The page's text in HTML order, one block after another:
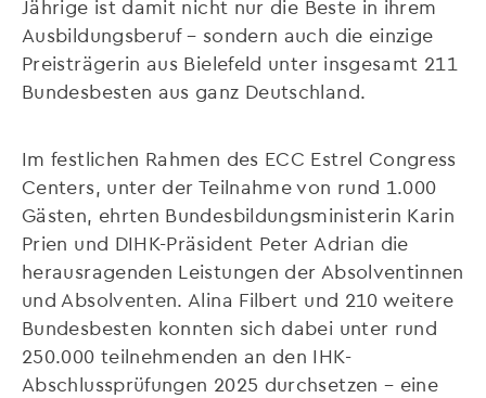
Jährige ist damit nicht nur die Beste in ihrem
Ausbildungsberuf – sondern auch die einzige
Preisträgerin aus Bielefeld unter insgesamt 211
Bundesbesten aus ganz Deutschland.
Im festlichen Rahmen des ECC Estrel Congress
Centers, unter der Teilnahme von rund 1.000
Gästen, ehrten Bundesbildungsministerin Karin
Prien und DIHK-Präsident Peter Adrian die
herausragenden Leistungen der Absolventinnen
und Absolventen. Alina Filbert und 210 weitere
Bundesbesten konnten sich dabei unter rund
250.000 teilnehmenden an den IHK-
Abschlussprüfungen 2025 durchsetzen – eine